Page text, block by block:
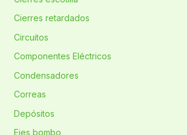
Cierres retardados
Circuitos
Componentes Eléctricos
Condensadores
Correas
Depósitos
Ejes bombo